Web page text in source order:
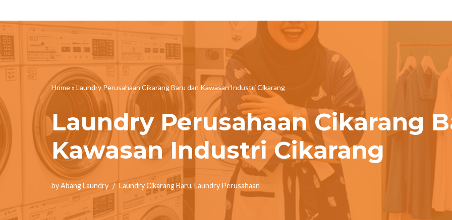
to
content
Home» Laundry Perusahaan Cikarang Baru dan Kawasan Industri Cikarang
Laundry Perusahaan Cikarang
Kawasan Industri Cikarang
byAbang Laundry Laundry Cikarang Baru, Laundry Perusahaan